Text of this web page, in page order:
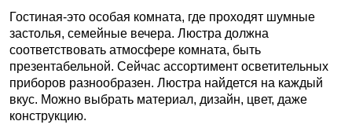
Гостиная-это особая комната, где проходят шумные
застолья, семейные вечера. Люстра должна
соответствовать атмосфере комната, быть
презентабельной. Сейчас ассортимент осветительных
приборов разнообразен. Люстра найдется на каждый
вкус. Можно выбрать материал, дизайн, цвет, даже
конструкцию.